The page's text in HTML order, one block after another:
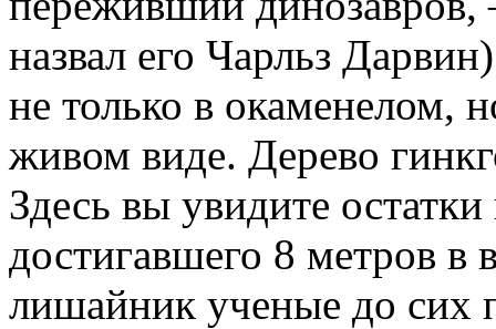
назвал его Чарльз
не только в окаменелом,
живом виде. Дерево
Здесь вы увидите остатки
достигавшего 8 метров в
лишайник ученые до сих